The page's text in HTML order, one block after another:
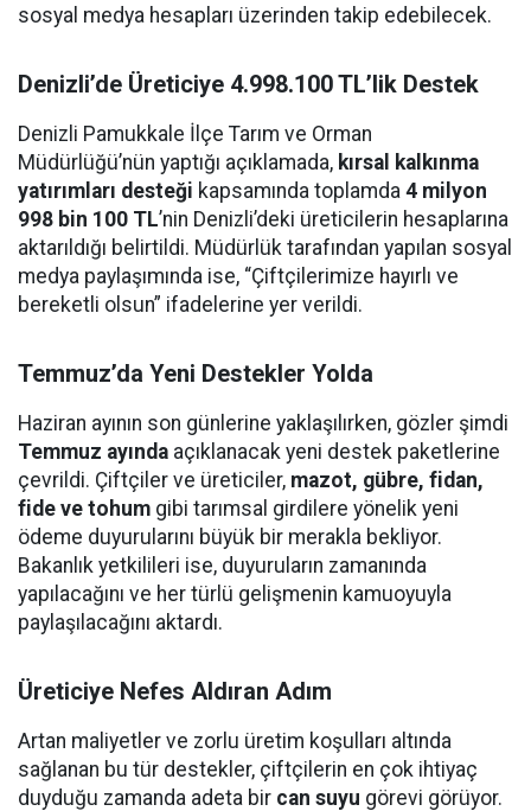
sosyal medya hesapları üzerinden takip edebilecek.
Denizli’de Üreticiye 4.998.100 TL’lik Destek
Denizli Pamukkale İlçe Tarım ve Orman
Müdürlüğü’nün yaptığı açıklamada, kırsal kalkınma
yatırımları desteği kapsamında toplamda 4 milyon
998 bin 100 TL’nin Denizli’deki üreticilerin hesaplarına
aktarıldığı belirtildi. Müdürlük tarafından yapılan sosyal
medya paylaşımında ise, “Çiftçilerimize hayırlı ve
bereketli olsun” ifadelerine yer verildi.
Temmuz’da Yeni Destekler Yolda
Haziran ayının son günlerine yaklaşılırken, gözler şimdi
Temmuz ayında açıklanacak yeni destek paketlerine
çevrildi. Çiftçiler ve üreticiler, mazot, gübre, fidan,
fide ve tohum gibi tarımsal girdilere yönelik yeni
ödeme duyurularını büyük bir merakla bekliyor.
Bakanlık yetkilileri ise, duyuruların zamanında
yapılacağını ve her türlü gelişmenin kamuoyuyla
paylaşılacağını aktardı.
Üreticiye Nefes Aldıran Adım
Artan maliyetler ve zorlu üretim koşulları altında
sağlanan bu tür destekler, çiftçilerin en çok ihtiyaç
duyduğu zamanda adeta bir can suyu görevi görüyor.